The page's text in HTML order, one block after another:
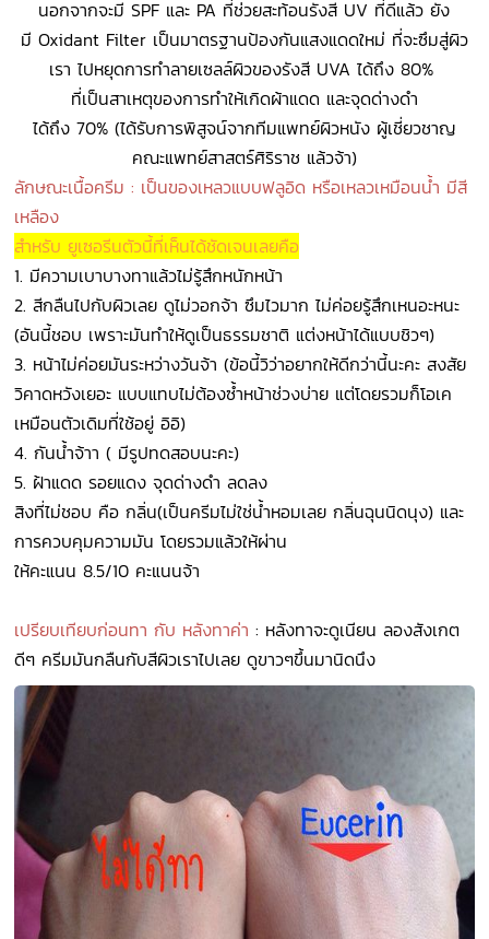
นอกจากจะมี SPF และ PA ที่ช่วยสะท้อนรังสี UV ที่ดีแล้ว ยัง
มี Oxidant Filter เป็นมาตรฐานป้องกันแสงแดดใหม่ ที่จะซึมสู่ผิว
เรา ไปหยุดการทำลายเซลล์ผิวของรังสี UVA ได้ถึง 80%
ที่เป็นสาเหตุของการทำให้เกิดผ้าแดด และจุดด่างดำ
ได้ถึง 70% (ได้รับการพิสูจน์จากทีมแพทย์ผิวหนัง ผู้เชี่ยวชาญ
คณะแพทย์สาสตร์ศิริราช แล้วจ้า)
ลักษณะเนื้อครีม : เป็นของเหลวแบบฟลูอิด หรือเหลวเหมือนน้ำ มีสี
เหลือง
สำหรับ ยูเซอรีนตัวนี้ที่เห็นได้ชัดเจนเลยคือ
1. มีความเบาบางทาแล้วไม่รู้สึกหนักหน้า
2. สีกลืนไปกับผิวเลย ดูไม่วอกจ้า ซึมไวมาก ไม่ค่อยรู้สึกเหนอะหนะ
(อันนี้ชอบ เพราะมันทำให้ดูเป็นธรรมชาติ แต่งหน้าได้แบบชิวๆ)
3. หน้าไม่ค่อยมันระหว่างวันจ้า (ข้อนี้วิว่าอยากให้ดีกว่านี้นะคะ สงสัย
วิคาดหวังเยอะ แบบแทบไม่ต้องซ้ำหน้าช่วงบ่าย แต่โดยรวมก็โอเค
เหมือนตัวเดิมที่ใช้อยู่ อิอิ)
4. กันน้ำจ้าา ( มีรูปทดสอบนะคะ)
5. ฝ้าแดด รอยแดง จุดด่างดำ ลดลง
สิงที่ไม่ชอบ คือ กลิ่น(เป็นครีมไม่ใช่น้ำหอมเลย กลิ่นฉุนนิดนุง) และ
การควบคุมความมัน โดยรวมแล้วให้ผ่าน
ให้คะแนน 8.5/10 คะแนนจ้า
เปรียบเทียบก่อนทา กับ หลังทาค่า : หลังทาจะดูเนียน ลองสังเกต
ดีๆ ครีมมันกลืนกับสีผิวเราไปเลย ดูขาวๆขึ้นมานิดนึง